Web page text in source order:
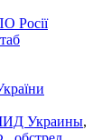
Росії
Украины,